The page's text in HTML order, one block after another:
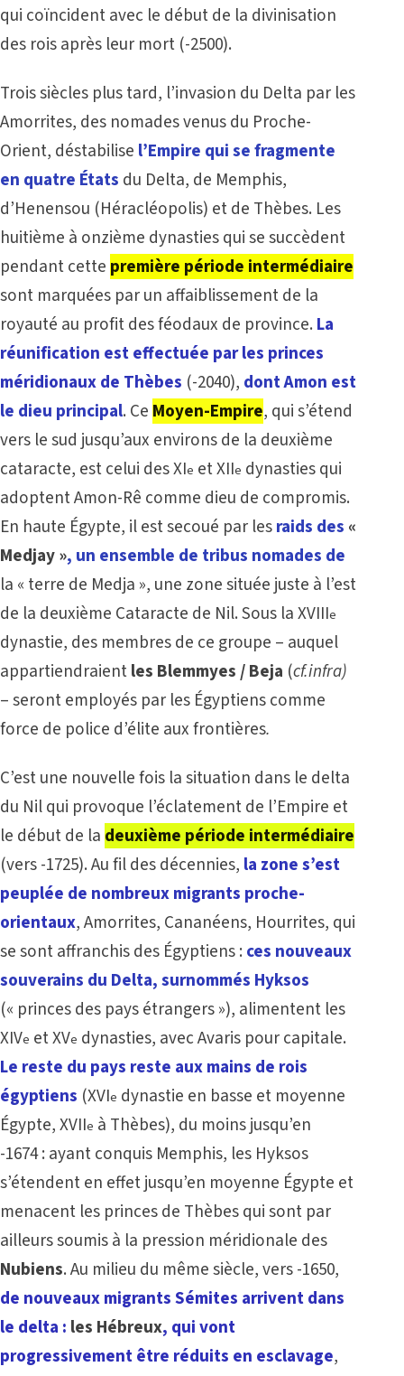
qui coïncident avec le début de la divinisation
des rois après leur mort (-2500).
Trois siècles plus tard, l’invasion du Delta par les
Amorrites, des nomades venus du Proche-
Orient, déstabilise l’Empire qui se fragmente
en quatre États du Delta, de Memphis,
d’Henensou (Héracléopolis) et de Thèbes. Les
huitième à onzième dynasties qui se succèdent
pendant cette première période intermédiaire
sont marquées par un affaiblissement de la
royauté au profit des féodaux de province. La
réunification est effectuée par les princes
méridionaux de Thèbes (-2040), dont Amon est
le dieu principal. Ce Moyen-Empire, qui s’étend
vers le sud jusqu’aux environs de la deuxième
cataracte, est celui des XIe et XIIe dynasties qui
adoptent Amon-Rê comme dieu de compromis.
En haute Égypte, il est secoué par lesraids des «
Medjay », un ensemble de tribus nomades de
la « terre de Medja », une zone située juste à l’est
de la deuxième Cataracte de Nil. Sous la XVIIIe
dynastie, des membres de ce groupe – auquel
appartiendraientles Blemmyes / Beja (cf.infra)
– seront employés par les Égyptiens comme
force de police d’élite aux frontières.
C’est une nouvelle fois la situation dans le delta
du Nil qui provoque l’éclatement de l’Empire et
le début de la deuxième période intermédiaire
(vers -1725). Au fil des décennies, la zone s’est
peuplée de nombreux migrants proche-
orientaux, Amorrites, Cananéens, Hourrites, qui
se sont affranchis des Égyptiens : ces nouveaux
souverains du Delta, surnommés Hyksos
(« princes des pays étrangers »), alimentent les
XIVe et XVe dynasties, avec Avaris pour capitale.
Le reste du pays reste aux mains de rois
égyptiens (XVIe dynastie en basse et moyenne
Égypte, XVIIe à Thèbes), du moins jusqu’en
-1674 : ayant conquis Memphis, les Hyksos
s’étendent en effet jusqu’en moyenne Égypte et
menacent les princes de Thèbes qui sont par
ailleurs soumis à la pression méridionale des
Nubiens. Au milieu du même siècle, vers -1650,
de nouveaux migrants Sémites arrivent dans
le delta : les Hébreux, qui vont
progressivement être réduits en esclavage,